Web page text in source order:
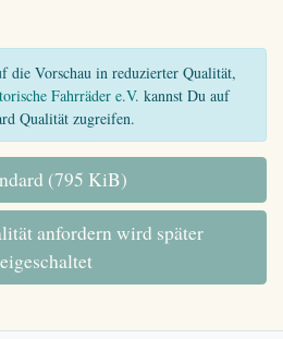
die Vorschau in reduzierter Qualität,
Fahrräder e.V. kannst Du auf
Qualität zugreifen.
(795 KiB)
anfordern wird später